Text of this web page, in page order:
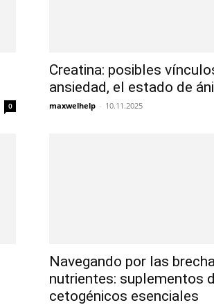
0
Creatina: posibles
ansiedad, el estado de
maxwelhelp - 10.11.2025
Navegando por las
nutrientes: suplementos
cetogénicos esenciales